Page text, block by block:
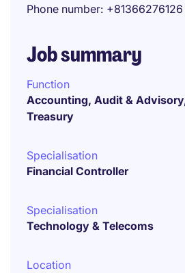
Phone number +81366276126
Job summary
Function
Accounting, Audit &
Treasury
Specialisation
Financial Controller
Specialisation
Technology & Telecoms
Location